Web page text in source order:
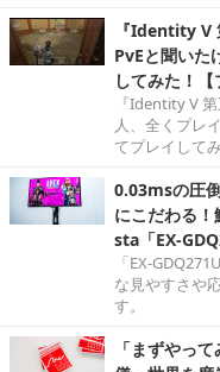
『Identity V
PvEと聞いた
してみた！【
『Identity V
人、全くプレ
てプレイして
0.03msの圧
にこだわる
sta「EX-
「EX-
な見やすさや
す。
「まずやっ